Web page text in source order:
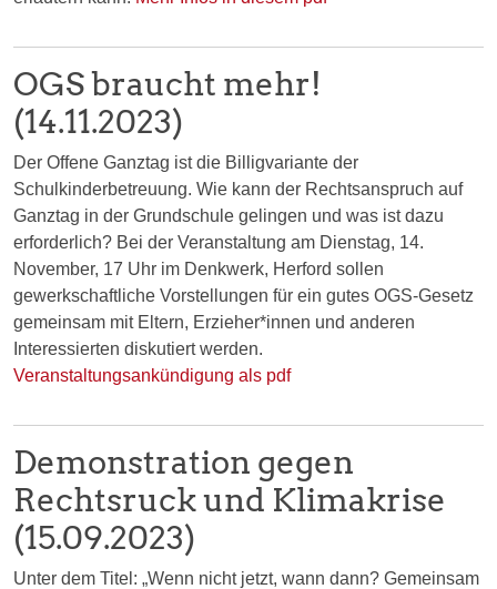
OGS braucht mehr!
(14.11.2023)
Der Offene Ganztag ist die Billigvariante der
Schulkinderbetreuung. Wie kann der Rechtsanspruch auf
Ganztag in der Grundschule gelingen und was ist dazu
erforderlich? Bei der Veranstaltung am Dienstag, 14.
November, 17 Uhr im Denkwerk, Herford sollen
gewerkschaftliche Vorstellungen für ein gutes OGS-Gesetz
gemeinsam mit Eltern, Erzieher*innen und anderen
Interessierten diskutiert werden.
Veranstaltungsankündigung als pdf
Demonstration gegen
Rechtsruck und Klimakrise
(15.09.2023)
Unter dem Titel: „Wenn nicht jetzt, wann dann? Gemeinsam